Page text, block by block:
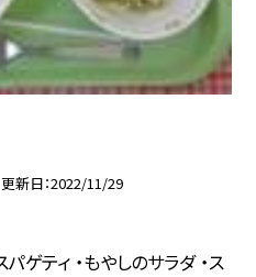
更新日 2022/11/29
パゲティ ・もやしのサラダ ・ス